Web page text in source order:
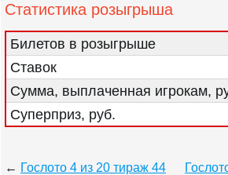
Статистика розыгрыша
Билетов в розыгрыше
Ставок
Сумма, выплаченная игрокам,
Суперприз, руб.
← Гослото 4 из 20 тираж 44